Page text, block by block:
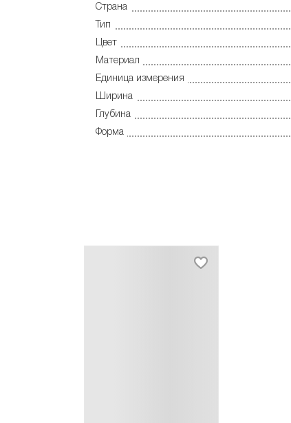
Страна
Тип
Цвет
Материал
Единица измерения
Ширина
Глубина
Форма